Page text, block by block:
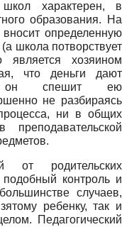
характерен, в
образования. На
определенную
школа потворствует
хозяином
что деньги дают
он спешит ею
не разбираясь
ни в общих
от родительских
контроль и
случаев,
ребенку, так и
Педагогический